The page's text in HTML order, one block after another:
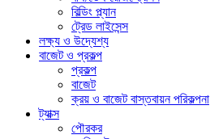
বিল্ডিং প্ল্যান
ট্রেড লাইসেন্স
লক্ষ্য ও উদ্যেশ্য
বাজেট ও প্রকল্প
প্রকল্প
বাজেট
ক্রয় ও বাজেট বাস্তবায়ন পরিকল্পনা
ট্যাক্স
পৌরকর